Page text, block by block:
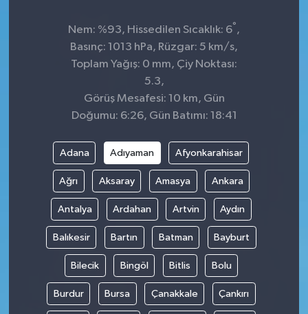
Nem: %93, Hissedilen Sıcaklık: 6° ,
Basınç: 1013 hPa, Rüzgar: 5 km/s,
Toplam Yağış: 0 mm, Çiy Noktası:
5.3,
Görüş Mesafesi: 10 km, Gün
Doğumu: 6:26, Gün Batımı: 18:41
Adana Adıyaman Afyonkarahisar
Ağrı Aksaray Amasya Ankara
Antalya Ardahan Artvin Aydın
Balıkesir Bartın Batman Bayburt
Bilecik Bingöl Bitlis Bolu
Burdur Bursa Çanakkale Çankırı